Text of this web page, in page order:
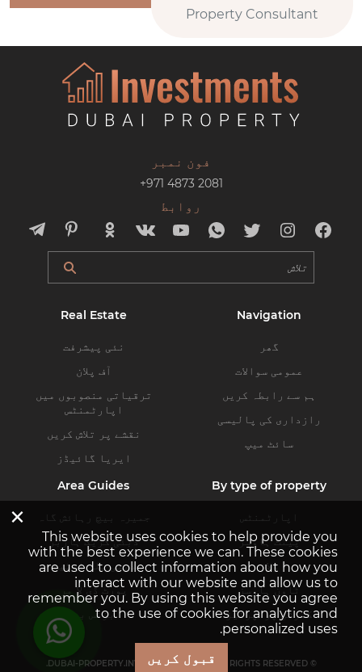
Property Consultant
فون نمبر
+971 4873 2081
روابط
Navigation
گھر
عمومی سوالات
ہم سے رابطہ کریں
رازداری کی پالیسی
سائٹ میپ
Real Estate
نئی پیشرفت
آف پلان
ترقیاتی منصوبوں میں
اپارٹمنٹس
نقشے پر تلاش کریں
ایریا گائیڈز
By type of property
اپارٹمنٹس
پینٹ ہاوسز
ولاز
ٹاون ہاوسز
کمرشل پراپرٹیز
Area Guides
جمیرہ بیچ رہائش گاہ
دبئی کریک ہاربر
دبئی ہلز اسٹیٹ
پورٹ ڈی لا مر
بزنس بے
© DUBAI-PROPERTY.INVESTMENTS 2026. ALL RIGHTS RESERVED.
×
This website uses cookies to help provide you
with the best experience we can. These cookies
are used to collect information about how you
interact with our website and allow us to
remember you. By using this website you agree
to the use of cookies for analytics and
personalized uses.
قبول کریں